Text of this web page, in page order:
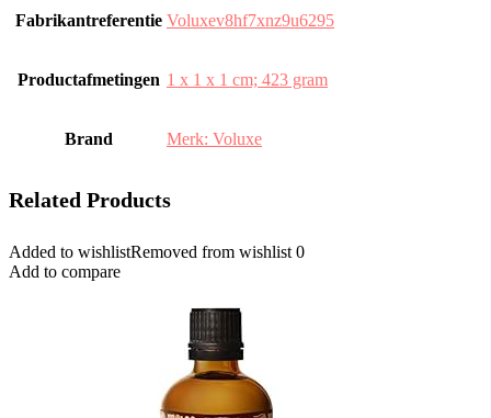
Fabrikantreferentie ‎Voluxev8hf7xnz9u6295
Productafmetingen ‎1 x 1 x 1 cm; 423 gram
Brand Merk: Voluxe
Related Products
Added to wishlistRemoved from wishlist 0
Add to compare